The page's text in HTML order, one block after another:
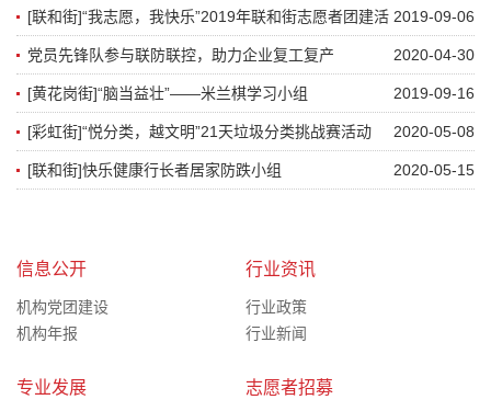
2019-09-06
[联和街]“我志愿，我快乐”2019年联和街志愿者团建活
动 2020-04-30
党员先锋队参与联防联控，助力企业复工复产
2019-09-16
[黄花岗街]“脑当益壮”——米兰棋学习小组
2020-05-08
[彩虹街]“悦分类，越文明”21天垃圾分类挑战赛活动
2020-05-15
[联和街]快乐健康行长者居家防跌小组
信息公开
机构党团建设
机构年报
行业资讯
行业政策
行业新闻
专业发展 志愿者招募